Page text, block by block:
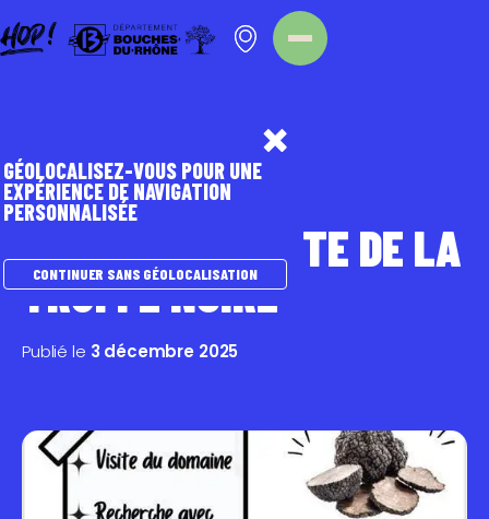
A LA DÉCOUVERTE DE LA
TRUFFE NOIRE
Nos évènements
Publié le 3 décembre 2025
GÉOLOCALISEZ-VOUS POUR UNE
EXPÉRIENCE DE NAVIGATION
PERSONNALISÉE
CONTINUER SANS GÉOLOCALISATION